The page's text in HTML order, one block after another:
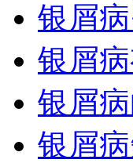
银屑
银屑
银屑
银屑